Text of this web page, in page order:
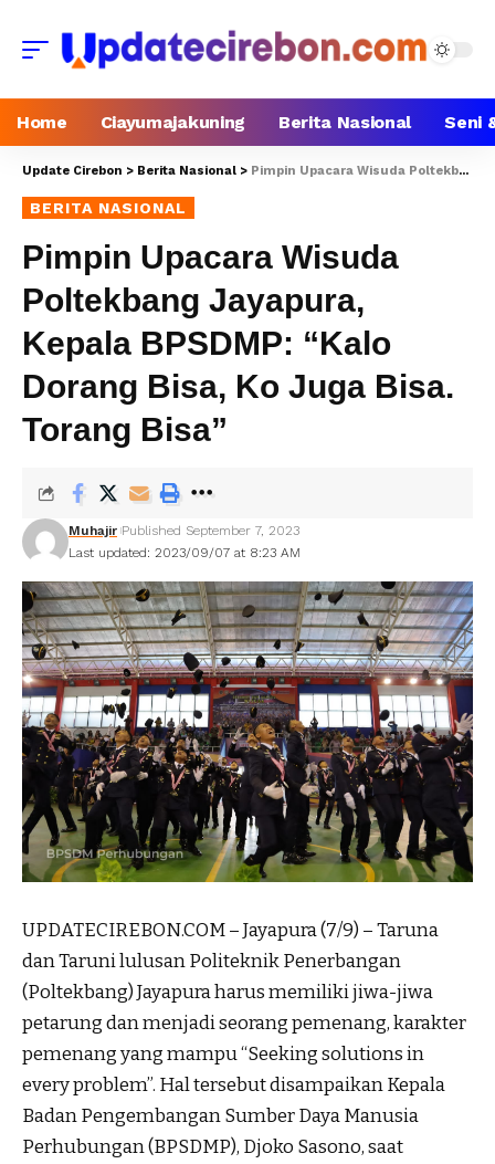
Home Ciayumajakuning Berita Nasional Seni
Update Cirebon > Berita Nasional > Pimpin Upacara Wisuda Poltekbang Jayapura, Kepala BPSDMP: “Kalo Dorang Bisa, Ko Juga Bisa. Torang Bisa”
BERITA NASIONAL
Pimpin Upacara Wisuda
Poltekbang Jayapura,
Kepala BPSDMP: “Kalo
Dorang Bisa, Ko Juga Bisa.
Torang Bisa”
Last updated: 2023/09/07 at 8:23 AM
Muhajir Published September 7, 2023
UPDATECIREBON.COM – Jayapura (7/9) – Taruna
dan Taruni lulusan Politeknik Penerbangan
(Poltekbang) Jayapura harus memiliki jiwa-jiwa
petarung dan menjadi seorang pemenang, karakter
pemenang yang mampu “Seeking solutions in
every problem”. Hal tersebut disampaikan Kepala
Badan Pengembangan Sumber Daya Manusia
Perhubungan (BPSDMP), Djoko Sasono, saat